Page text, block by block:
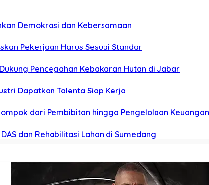
Demokrasi dan Kebersamaan
Pekerjaan Harus Sesuai Standar
Pencegahan Kebakaran Hutan di Jabar
Dapatkan Talenta Siap Kerja
dari Pembibitan hingga Pengelolaan Keuangan
dan Rehabilitasi Lahan di Sumedang